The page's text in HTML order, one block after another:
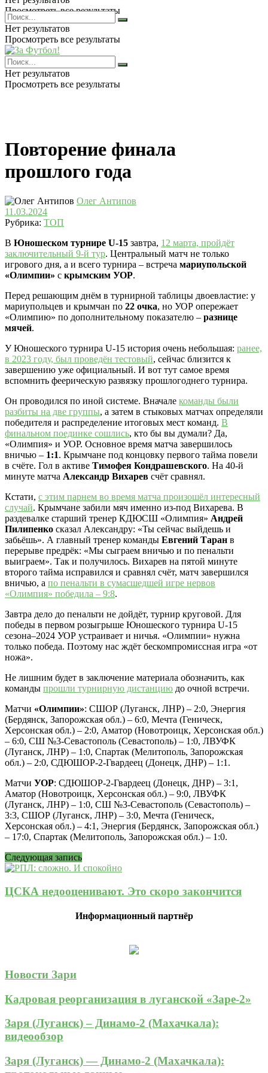
Просмотреть все результаты
Нет результатов
Просмотреть все результаты
Нет результатов
Просмотреть все результаты
Повторение финала
прошлого года
Олег Антипов
11.03.2024
Рубрика: ТОП
В Юношеском турнире U-15 завтра, 12 марта, пройдёт
заключительный 9-й тур. Центральный матч не только
игрового дня, а и всего турнира – встреча мариупольской
«Олимпии» с крымским УОР.
Перед решающим днём в турнирной таблицы двоевластие: у
мариупольцев и крымчан по 22 очка, но УОР опережает
«Олимпию» по дополнительному показателю – разнице
мячей.
У Юношеского турнира U-15 история очень небольшая: ранее,
в 2023 году, был проведён тестовый, сейчас близится к
завершению уже официальный. И вот тут самое время
вспомнить феерическую развязку прошлогоднего турнира.
Он проводился по иной системе. Вначале команды были
разбиты на две группы, а затем в стыковых матчах определяли
победителя и распределение итоговых мест команд. В
финальном поединке сошлись, кто бы вы думали? Да,
«Олимпия» и УОР. Основное время матча завершилось
вничью – 1:1. Крымчане под концовку первого тайма повели
в счёте. Гол в активе Тимофея Кондрашевского. На 40-й
минуте матча Александр Вихарев счёт сравнял.
Кстати, с этим парнем во время матча произошёл интересный
случай. Крымчане забили мяч именно из-под Вихарева. В
раздевалке старший тренер КДЮСШ «Олимпия» Андрей
Пилипенко сказал Александру: «Ты сейчас выйдешь и
забьёшь». А главный тренер команды Евгений Таран в
перерыве предрёк: «Мы сыграем вничью и по пенальти
выиграем». Так и получилось. Вихарев на пятой минуте
второго тайма исправился и сравнял счёт, матч завершился
вничью, а по пенальти в сумасшедшей игре нервов
«Олимпия» победила – 9:8.
Завтра дело до пенальти не дойдёт, турнир круговой. Для
победы в первом розыгрыше Юношеского турнира U-15
сезона–2024 УОР устраивает и ничья. «Олимпии» нужна
только победа. Поэтому нас ждёт бескомпромиссная игра «от
ножа».
Не лишним будет в заключение материала обозначить, как
команды прошли турнирную дистанцию до очной встречи.
Матчи «Олимпии»: СШОР (Луганск, ЛНР) – 2:0, Энергия
(Бердянск, Запорожская обл.) – 6:0, Мечта (Геническ,
Херсонская обл.) – 2:0, Аматор (Новотроицк, Херсонская обл.)
– 6:0, СШ №3-Севастополь (Севастополь) – 1:0, ЛВУФК
(Луганск, ЛНР) – 1:0, Спартак (Мелитополь, Запорожская
обл.) – 2:0, СДЮШОР-2-Гвардеец (Донецк, ДНР) – 1:1.
Матчи УОР: СДЮШОР-2-Гвардеец (Донецк, ДНР) – 3:1,
Аматор (Новотроицк, Херсонская обл.) – 9:0, ЛВУФК
(Луганск, ЛНР) – 1:0, СШ №3-Севастополь (Севастополь) –
3:3, СШОР (Луганск, ЛНР) – 3:0, Мечта (Геническ,
Херсонская обл.) – 4:1, Энергия (Бердянск, Запорожская обл.)
– 17:0, Спартак (Мелитополь, Запорожская обл.) – 1:0.
Следующая запись
ЦСКА недооценивают. Это скоро закончится
Информационный партнёр
Новости Зари
Кадровая реорганизация в луганской «Заре-2»
Заря (Луганск) – Динамо-2 (Махачкала):
видеообзор
Заря (Луганск) — Динамо-2 (Махачкала):